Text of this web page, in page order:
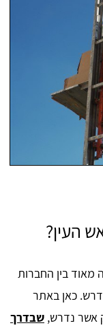
העין?
בין החברות
כאן באתר
אשר נדרש, שבדרך